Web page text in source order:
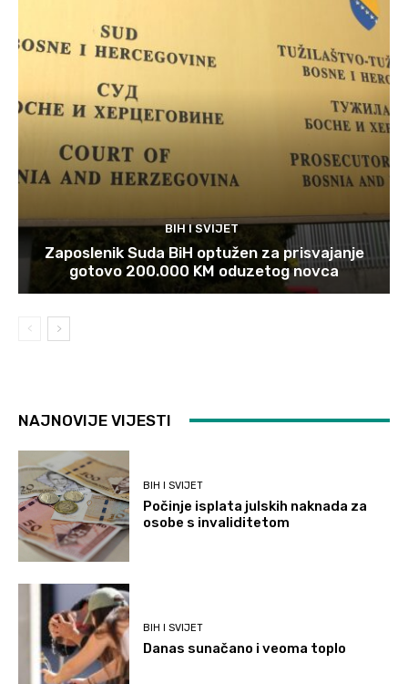
BIH I SVIJET
Zaposlenik Suda BiH optužen za prisvajanje
gotovo 200.000 KM oduzetog novca
NAJNOVIJE VIJESTI
BIH I SVIJET
Počinje isplata julskih naknada za
osobe s invaliditetom
BIH I SVIJET
Danas sunačano i veoma toplo